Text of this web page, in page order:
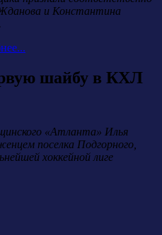
и Константина
шайбу в КХЛ
«Атланта» Илья
поселка Подгорного,
хоккейной лиге